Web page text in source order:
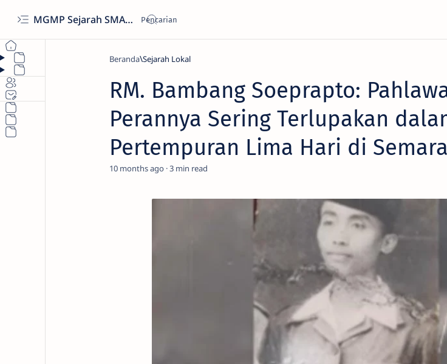
MGMP Sejarah SMA-MA Kota Semarang
Beranda Sejarah Lokal
RM. Bambang Soeprapto:
Perannya Sering Terlupakan
Pertempuran Lima Hari di
10 months ago 3